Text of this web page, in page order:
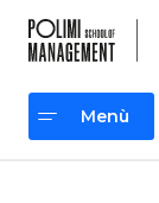
contenuto
Menù